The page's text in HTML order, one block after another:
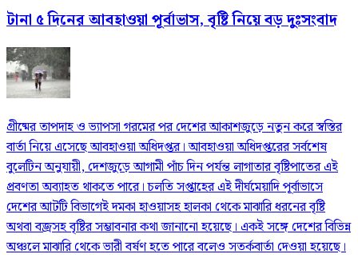
টানা ৫ দিনের আবহাওয়া পূর্বাভাস, বৃষ্টি নিয়ে বড় দুঃসংবাদ
গ্রীষ্মের তাপদাহ ও ভ্যাপসা গরমের পর দেশের আকাশজুড়ে নতুন করে স্বস্তির
বার্তা নিয়ে এসেছে আবহাওয়া অধিদপ্তর। আবহাওয়া অধিদপ্তরের সর্বশেষ
বুলেটিন অনুযায়ী, দেশজুড়ে আগামী পাঁচ দিন পর্যন্ত লাগাতার বৃষ্টিপাতের এই
প্রবণতা অব্যাহত থাকতে পারে। চলতি সপ্তাহের এই দীর্ঘমেয়াদি পূর্বাভাসে
দেশের আটটি বিভাগেই দমকা হাওয়াসহ হালকা থেকে মাঝারি ধরনের বৃষ্টি
অথবা বজ্রসহ বৃষ্টির সম্ভাবনার কথা জানানো হয়েছে। একই সঙ্গে দেশের বিভিন্ন
অঞ্চলে মাঝারি থেকে ভারী বর্ষণ হতে পারে বলেও সতর্কবার্তা দেওয়া হয়েছে।